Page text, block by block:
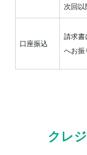
次回以
口座振込
請求書
へお振
クレ